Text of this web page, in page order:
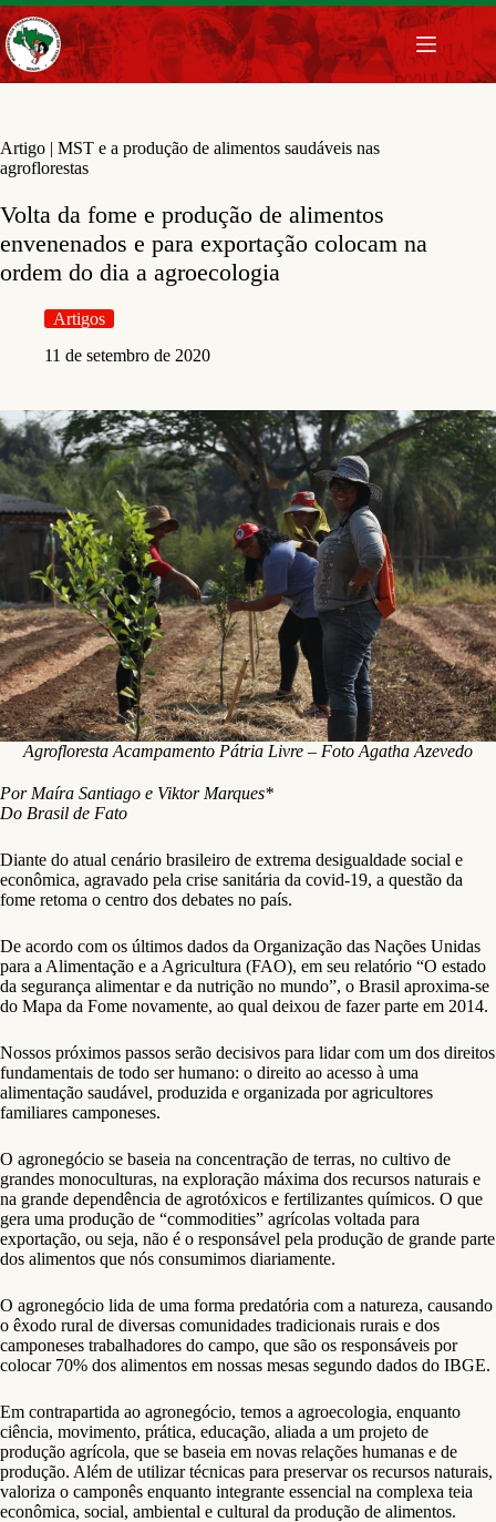
Pular
para
o
conteúdo
Artigo | MST e a produção de alimentos saudáveis nas
agroflorestas
Volta da fome e produção de alimentos
envenenados e para exportação colocam na
ordem do dia a agroecologia
Artigos
11 de setembro de 2020
Agrofloresta Acampamento Pátria Livre – Foto Agatha Azevedo
Por Maíra Santiago e Viktor Marques*
Do Brasil de Fato
Diante do atual cenário brasileiro de extrema desigualdade social e
econômica, agravado pela crise sanitária da covid-19, a questão da
fome retoma o centro dos debates no país.
De acordo com os últimos dados da Organização das Nações Unidas
para a Alimentação e a Agricultura (FAO), em seu relatório “O estado
da segurança alimentar e da nutrição no mundo”, o Brasil aproxima-se
do Mapa da Fome novamente, ao qual deixou de fazer parte em 2014.
Nossos próximos passos serão decisivos para lidar com um dos direitos
fundamentais de todo ser humano: o direito ao acesso à uma
alimentação saudável, produzida e organizada por agricultores
familiares camponeses.
O agronegócio se baseia na concentração de terras, no cultivo de
grandes monoculturas, na exploração máxima dos recursos naturais e
na grande dependência de agrotóxicos e fertilizantes químicos. O que
gera uma produção de “commodities” agrícolas voltada para
exportação, ou seja, não é o responsável pela produção de grande parte
dos alimentos que nós consumimos diariamente.
O agronegócio lida de uma forma predatória com a natureza, causando
o êxodo rural de diversas comunidades tradicionais rurais e dos
camponeses trabalhadores do campo, que são os responsáveis por
colocar 70% dos alimentos em nossas mesas segundo dados do IBGE.
Em contrapartida ao agronegócio, temos a agroecologia, enquanto
ciência, movimento, prática, educação, aliada a um projeto de
produção agrícola, que se baseia em novas relações humanas e de
produção. Além de utilizar técnicas para preservar os recursos naturais,
valoriza o camponês enquanto integrante essencial na complexa teia
econômica, social, ambiental e cultural da produção de alimentos.